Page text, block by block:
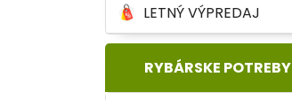
LETNÝ VÝPREDAJ
RYBÁRSKE POTREBY